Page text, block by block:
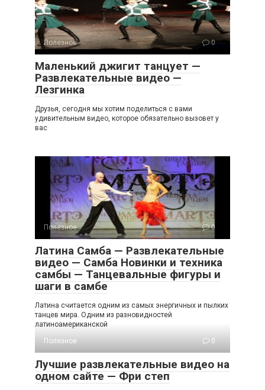
Полезное 0
Маленький джигит танцует —
Развлекательные видео —
Лезгинка
Друзья, сегодня мы хотим поделиться с вами
удивительным видео, которое обязательно вызовет у
вас
Полезное 0
Латина Самба — Развлекательные
видео — Самба Новинки и техника
самбы — Танцевальные фигуры и
шаги в самбе
Латина считается одним из самых энергичных и пылких
танцев мира. Одним из разновидностей
латиноамериканской
Полезное
0
Лучшие развлекательные видео на
одном сайте — Фри степ